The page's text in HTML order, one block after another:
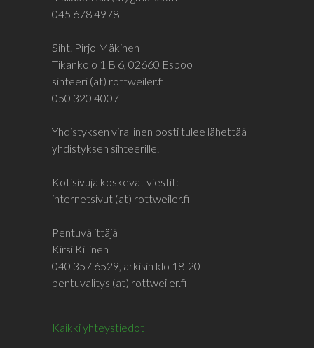
045 678 4978
Siht. Pirjo Mäkinen
Tikankolo 1 B 6, 02660 Espoo
sihteeri (at) rottweiler.fi
050 320 4007
Yhdistyksen virallinen posti tulee lähettää
yhdistyksen sihteerille.
Kotisivuja koskevat viestit:
internetsivut (at) rottweiler.fi
Pentuvälittäjä
Kirsi Killinen
040 357 6529, arkisin klo 18-20
pentuvalitys (at) rottweiler.fi
Kaikki yhteystiedot